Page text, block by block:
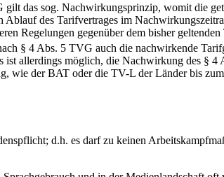
das sog. Nachwirkungsprinzip, womit die
des Tarifvertrages im
Regelungen gegenüber dem bisher
§ 4 Abs. 5 TVG auch die nachwirkende
allerdings möglich, die Nachwirkung des §
wie der BAT oder die TV-L der Länder bis
d.h. es darf zu keinen